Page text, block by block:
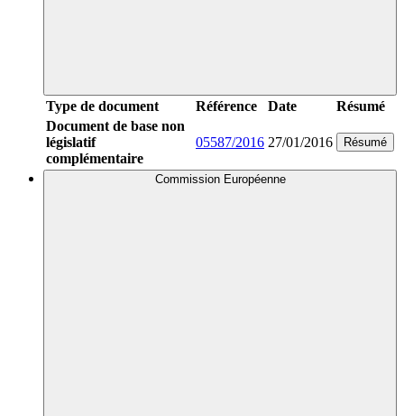
Type de document Référence Date
Résumé
Document de base non
législatif
complémentaire
05587/2016 27/01/2016 Résumé
Commission Européenne